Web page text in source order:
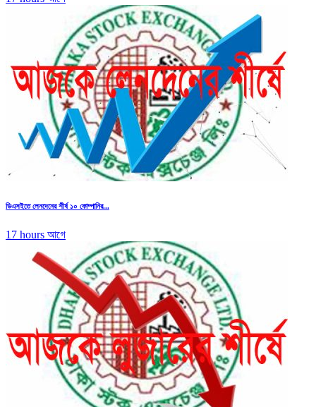
ডিএসইতে লেনদেনের শীর্ষ ১০ কোম্পানির...
17 hours আগে